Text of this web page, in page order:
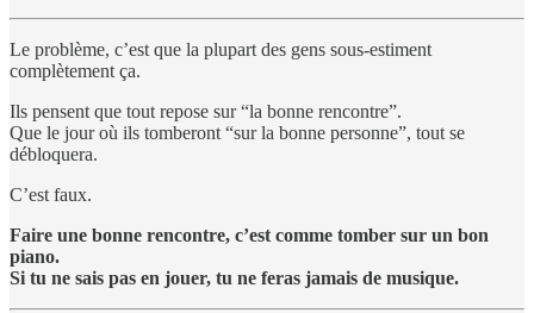
Le problème, c’est que la plupart des gens sous-estiment
complètement ça.
Ils pensent que tout repose sur “la bonne rencontre”.
Que le jour où ils tomberont “sur la bonne personne”, tout se
débloquera.
C’est faux.
Faire une bonne rencontre, c’est comme tomber sur un bon
piano.
Si tu ne sais pas en jouer, tu ne feras jamais de musique.